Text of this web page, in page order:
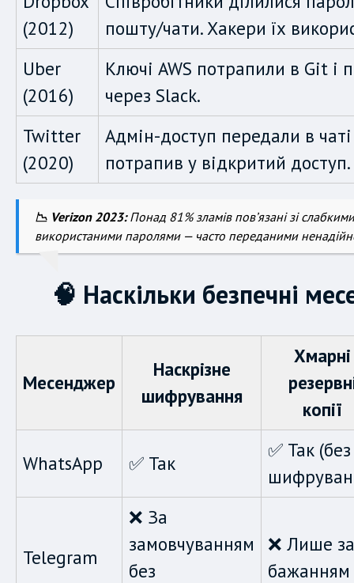
(2012)
пошту/чати. Хакери їх
Uber
(2016)
Ключі AWS потрапили в Git і
через Slack.
Twitter
(2020)
Адмін-доступ передали в чаті
потрапив у відкритий доступ.
📉 Verizon 2023:Понад 81% зламів пов’язані зі
використаними паролями — часто переданими
🧠 Наскільки безпечні
Месенджер
Наскрізне
шифрування
Хмарні
копії
WhatsApp ✅ Так
✅ Так (без
Telegram
❌ За
замовчуванням
без
❌ Лише за
бажанням